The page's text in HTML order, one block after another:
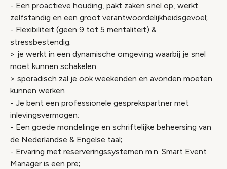
- Een proactieve houding, pakt zaken snel op, werkt
zelfstandig en een groot verantwoordelijkheidsgevoel;
- Flexibiliteit (geen 9 tot 5 mentaliteit) &
stressbestendig;
> je werkt in een dynamische omgeving waarbij je snel
moet kunnen schakelen
> sporadisch zal je ook weekenden en avonden moeten
kunnen werken
- Je bent een professionele gesprekspartner met
inlevingsvermogen;
- Een goede mondelinge en schriftelijke beheersing van
de Nederlandse & Engelse taal;
- Ervaring met reserveringssystemen m.n. Smart Event
Manager is een pre;